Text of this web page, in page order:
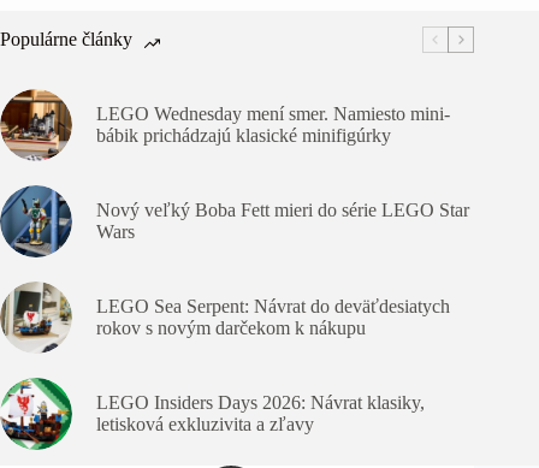
Populárne články
LEGO Wednesday mení smer. Namiesto mini-
bábik prichádzajú klasické minifigúrky
Nový veľký Boba Fett mieri do série LEGO Star
Wars
LEGO Sea Serpent: Návrat do deväťdesiatych
rokov s novým darčekom k nákupu
LEGO Insiders Days 2026: Návrat klasiky,
letisková exkluzivita a zľavy